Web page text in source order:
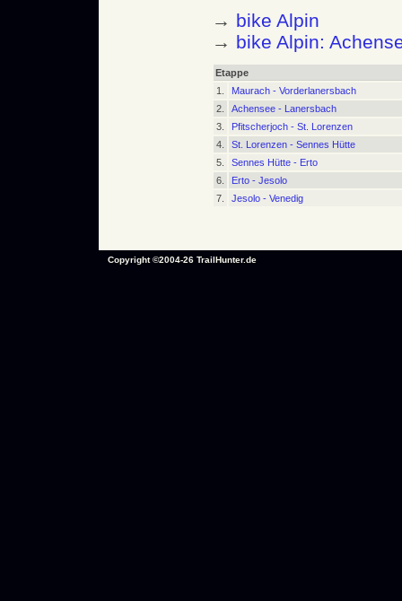
→ bike Alpin
→ bike Alpin:
Etappe
1.
Maurach - Vorderlanersbach
2.
Achensee - Lanersbach
3.
Pfitscherjoch - St. Lorenzen
4.
St. Lorenzen - Sennes Hütte
5.
Sennes Hütte - Erto
6.
Erto - Jesolo
7.
Jesolo - Venedig
Copyright ©2004-26 TrailHunter.de